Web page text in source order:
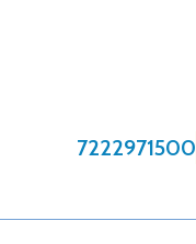
7222971500